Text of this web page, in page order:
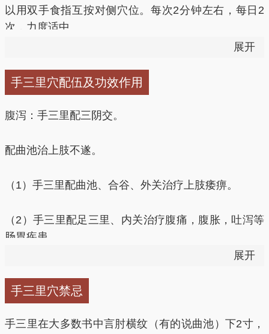
泻、食谷不化等消化系统疾病，常与中脘、足三里运
用。
液不足疾病。手阳明大肠经脉病候言“是主津所生病
者，目黄、口干、鼻衄、喉痹”等，上述所涉及的均为
津液输布不足所致，当刺手三里则能达到生津作用，故
善。这些临床所治，均为手阳明主治病候，也是临床常
穴，多能应手而解。故在临床应当细思辨证用穴，才能
以用双手食指互按对侧穴位。每次2分钟左右，每日2
次，力度适中。
展开
手三里穴配伍及功效作用
腹泻：手三里配三阴交。
配曲池治上肢不遂。
（1）手三里配曲池、合谷、外关治疗上肢痿痹。
（2）手三里配足三里、内关治疗腹痛，腹胀，吐泻等
肠胃疾患。
（4）手三里配温溜、曲池、丰隆治疗喉痹。
展开
手三里穴禁忌
手三里在大多数书中言肘横纹（有的说曲池）下2寸，